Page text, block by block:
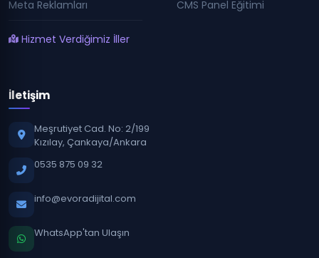
Meta Reklamları
Hizmet Verdiğimiz İller
CMS Panel Eğitimi
İletişim
Meşrutiyet Cad. No: 2/199
Kızılay, Çankaya/Ankara
0535 875 09 32
info@evoradijital.com
WhatsApp'tan Ulaşın